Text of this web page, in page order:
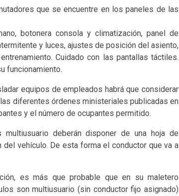
que se encuentre en los paneles de las
botonera consola y climatización, panel de
y luces, ajustes de posición del asiento,
Cuidado con las pantallas táctiles.
funcionamiento.
equipos de empleados habrá que considerar
diferentes órdenes ministeriales publicadas en
y el número de ocupantes permitido.
deberán disponer de una hoja de
vehículo. De esta forma el conductor que va a
es más que probable que en su maletero
son multiusuario (sin conductor fijo asignado)